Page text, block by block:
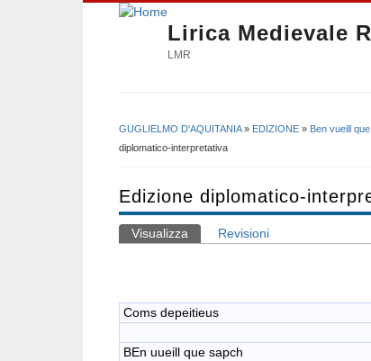
Lirica Medievale
LMR
Tu sei qui
GUGLIELMO D'AQUITANIA» EDIZIONE » Ben vueill
diplomatico-interpretativa
Edizione diplomatico-
Schede primarie
Visualizza (scheda attiva)
Revisioni
Coms depeitieus
BEn uueill que sapch